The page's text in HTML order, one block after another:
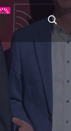
Trieb
Meisterhafte
Textilpflege seit
über 90 Jahren in